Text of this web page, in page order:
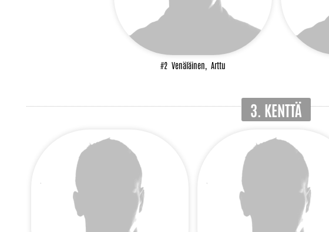
#2 Venäläinen, Arttu
3. KENTTÄ